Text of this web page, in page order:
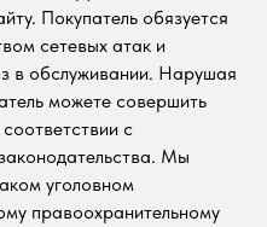
Покупатель обязуется
сетевых атак и
в обслуживании. Нарушая
можете совершить
с
Мы
уголовном
правоохранительному